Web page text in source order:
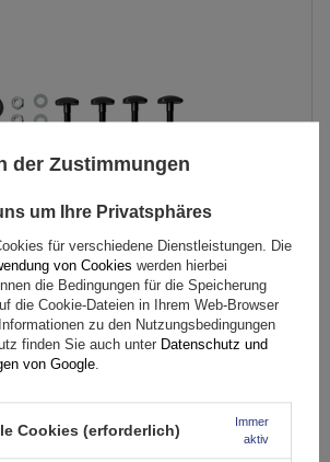
364 (Gleitschienen für
für Peruzzo-Fahrradträger
der Zustimmungen
um Ihre Privatsphäres
für verschiedene Dienstleistungen. Die
von Cookies werden hierbei
die Bedingungen für die Speicherung
die Cookie-Dateien in Ihrem Web-Browser
zu den Nutzungsbedingungen
finden Sie auch unter Datenschutz und
von Google.
Cookies (erforderlich)
Immer
aktiv